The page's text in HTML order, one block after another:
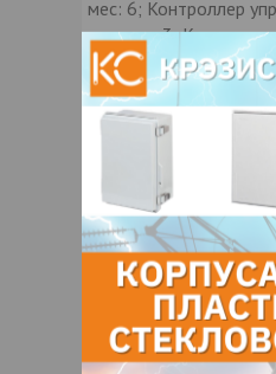
мес: 6; Контроллер
остатка: 3; Кол-во
шт: 5; Расстояние
Кол-во светодиодов
Количество нитей,
220; Мощность, Вт: 62
Контакты продавца
Оставьте
кнопки "Заказать"
Вас подходящую
поставщика.